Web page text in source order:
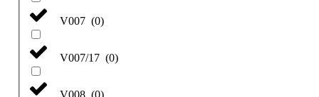
V007 (0)
V007/17 (0)
V008 (0)